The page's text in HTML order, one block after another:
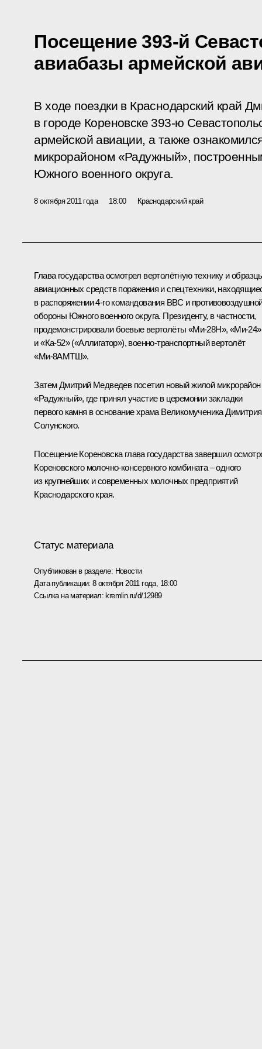
Посещение 393-й
авиабазы армейской
В ходе поездки в Краснодарский край
в городе Кореновске 393-ю
армейской авиации, а также
микрорайоном «Радужный»,
Южного военного округа.
8 октября 2011 года 18:00 Краснодарский край
Глава государства осмотрел вертолётную технику и
авиационных средств поражения и спецтехники,
в распоряжении 4-го командования ВВС и
обороны Южного военного округа. Президенту, в частности,
продемонстрировали боевые вертолёты «Ми-28Н», «Ми-24»
и «Ка-52» («Аллигатор»), военно-транспортный вертолёт
«Ми-8АМТШ».
Затем Дмитрий Медведев посетил новый жилой микрорайон
«Радужный», где принял участие в церемонии закладки
первого камня в основание храма Великомученика Димитрия
Солунского.
Посещение Кореновска глава государства завершил
Кореновского молочно-консервного комбината – одного
из крупнейших и современных молочных предприятий
Краснодарского края.
Статус материала
Опубликован в разделе: Новости
Дата публикации:8 октября 2011 года, 18:00
Ссылка на материал: kremlin.ru/d/12989